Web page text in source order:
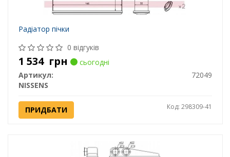
Радіатор пічки
0 відгуків
1 534 грн
сьогодні
Артикул:
72049
NISSENS
ПРИДБАТИ Код: 298309-41